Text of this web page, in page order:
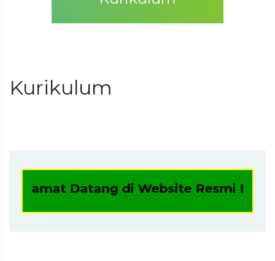
Kurikulum
Selamat Datang di Website Resmi